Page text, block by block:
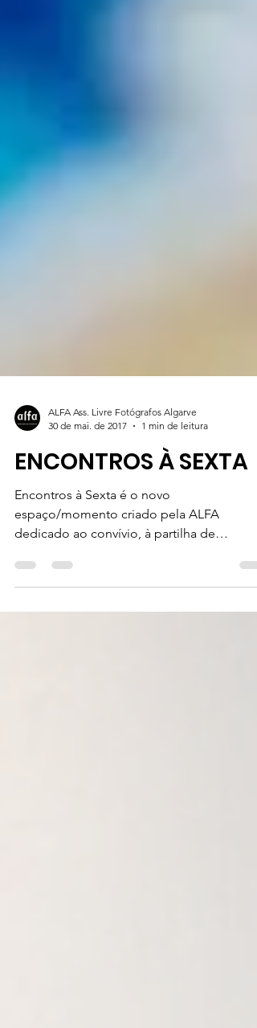
ALFA Ass. Livre Fotógrafos Algarve
30 de mai. de 2017
1 min de leitura
ENCONTROS À SEXTA
Encontros à Sexta é o novo
dedicado ao convívio, à partilha de
experiências, a conversas informais e à...